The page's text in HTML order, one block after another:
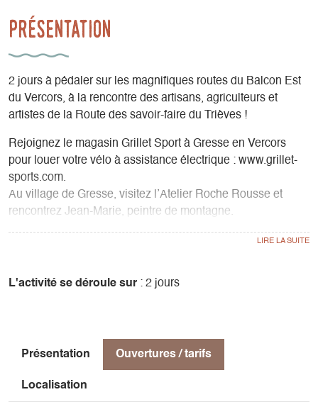
Présentation
2 jours à pédaler sur les magnifiques routes du Balcon Est
du Vercors, à la rencontre des artisans, agriculteurs et
artistes de la Route des savoir-faire du Trièves !
Rejoignez le magasin Grillet Sport à Gresse en Vercors
pour louer votre vélo à assistance électrique : www.grillet-
sports.com.
Au village de Gresse, visitez l’Atelier Roche Rousse et
rencontrez Jean-Marie, peintre de montagne.
arrêterez au GAEC des Gentianes pour une visite de la
Direction St Paul les Monestier, chez Marie-France Baurens
le Sans souci (www.au-sans-souci.com), où vous pourrez
Le lendemain, vous entamerez tranquillement votre montée
vers Gresse et
L'activité se déroule sur : 2 jours
Présentation Ouvertures / tarifs
Localisation